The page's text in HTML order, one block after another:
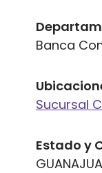
Banca
Sucursal
Estado y